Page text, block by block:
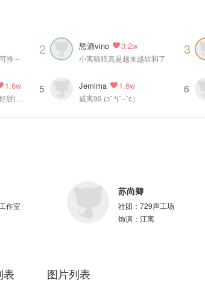
飞扬、夏崝、沐遥、泠落、偌镝 、李衍珩、寒冬、梅媛菲、
用——
怜～
2 怒酒vino 3.2w
小离猫猫真是越来越软和了
3
1.6w 5 Jemima 1.6w
戚离99 (ɔˆ ³(ˆ⌣ˆc）
6
作室
苏尚卿
社团： 729声工场
饰演： 江离
表 图片列表